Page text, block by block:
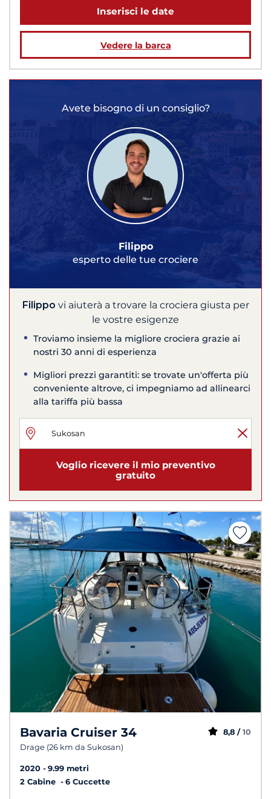
Inserisci le date
Vedere la barca
Avete bisogno di un consiglio?
Filippo
esperto delle tue crociere
Filippo vi aiuterà a trovare la crociera giusta per
le vostre esigenze
Troviamo insieme la migliore crociera grazie ai
nostri 30 anni di esperienza
Migliori prezzi garantiti: se trovate un'offerta più
conveniente altrove, ci impegniamo ad allinearci
alla tariffa più bassa
Voglio ricevere il mio preventivo
gratuito
Bavaria Cruiser 34
Drage (26 km da Sukosan)
8,8 / 10
2020
9.99 metri
2 Cabine
6 Cuccette